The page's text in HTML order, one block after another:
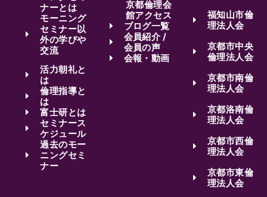
ナーとは
モーニング
セミナー以
外の学びや
交流
活力朝礼と
は
倫理指導と
は
富士研とは
セミナース
ケジュール
過去のモー
ニングセミ
ナー
京都倫理会
館アクセス
ブログ一覧
会員紹介 /
会員の声
会報・動画
福知山市倫
理法人会
京都市中央
倫理法人会
京都市南倫
理法人会
京都洛南倫
理法人会
京都市西倫
理法人会
京都市東倫
理法人会